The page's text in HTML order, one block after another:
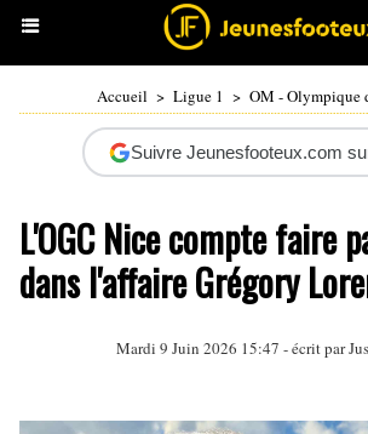
Accueil > Ligue 1 > OM - Olympique
Suivre Jeunesfooteux.com
L'OGC Nice compte faire
dans l'affaire Grégory
Mardi 9 Juin 2026 15:47 - écrit par